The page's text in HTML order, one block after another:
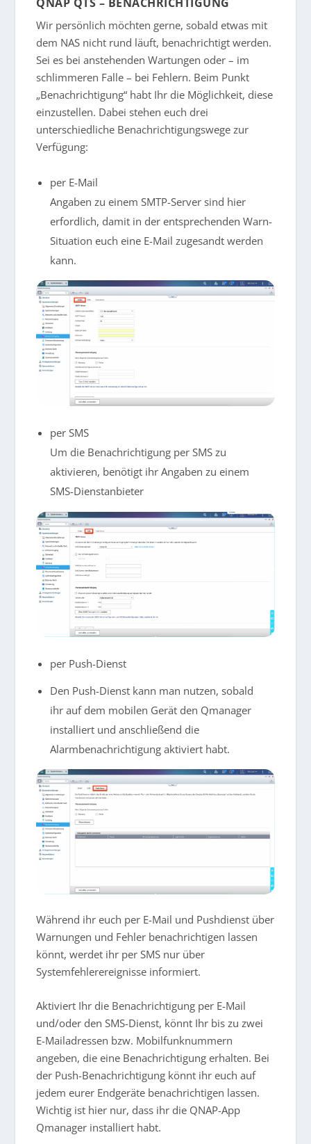
Wir persönlich möchten gerne, sobald etwas mit
dem NAS nicht rund läuft, benachrichtigt werden.
Sei es bei anstehenden Wartungen oder – im
schlimmeren Falle – bei Fehlern. Beim Punkt
„Benachrichtigung“ habt Ihr die Möglichkeit, diese
einzustellen. Dabei stehen euch drei
unterschiedliche Benachrichtigungswege zur
Verfügung:
per E-Mail
Angaben zu einem SMTP-Server sind hier
erfordlich, damit in der entsprechenden Warn-
Situation euch eine E-Mail zugesandt werden
kann.
per SMS
Um die Benachrichtigung per SMS zu
aktivieren, benötigt ihr Angaben zu einem
SMS-Dienstanbieter
per Push-Dienst
Den Push-Dienst kann man nutzen, sobald
ihr auf dem mobilen Gerät den Qmanager
installiert und anschließend die
Alarmbenachrichtigung aktiviert habt.
Während ihr euch per E-Mail und Pushdienst über
Warnungen und Fehler benachrichtigen lassen
könnt, werdet ihr per SMS nur über
Systemfehlerereignisse informiert.
Aktiviert Ihr die Benachrichtigung per E-Mail
und/oder den SMS-Dienst, könnt Ihr bis zu zwei
E-Mailadressen bzw. Mobilfunknummern
angeben, die eine Benachrichtigung erhalten. Bei
der Push-Benachrichtigung könnt ihr euch auf
jedem eurer Endgeräte benachrichtigen lassen.
Wichtig ist hier nur, dass ihr die QNAP-App
Qmanager installiert habt.